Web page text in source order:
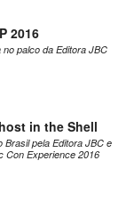
2016
palco da Editora JBC
in the Shell
Brasil pela Editora JBC e
Con Experience 2016